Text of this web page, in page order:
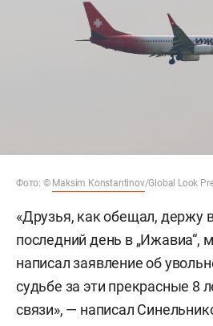
Фото: © Maksim Konstantinov/Global Look
«Друзья, как обещал, держу
последний день в „Ижавиа“,
написал заявление об
судьбе за эти прекрасные 8
связи», — написал